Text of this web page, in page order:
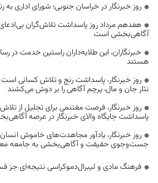
روز خبرنگار در خراسان جنوبی؛ شورای اداری به
هفدهم مرداد روز پاسداشت تلاش‌گران
آگاهی‌بخشی است
خبرنگاران، این طلایه‌داران راستین خدمت در
هستند
روز خبرنگار، پاسداشت رنج و تلاش کسانی
نثار جان و مال، پرچم آگاهی را بر دوش می‌کشند
روز خبرنگار، فرصت مغتنمی برای تجلیل از
پاسداشت جایگاه والای خبرنگار در عرصه
روز خبرنگار، یادآور مجاهدت‌های خاموش
جست‌وجوی حقیقت و آگاهی‌بخشی به جامعه
فرهنگ مادی و لیبرال‌دموکراسی نتیجه‌ای جز